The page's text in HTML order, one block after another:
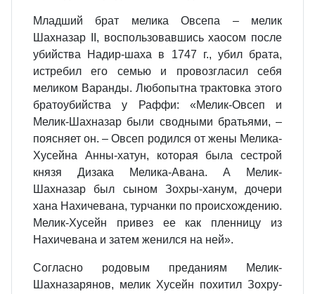
Младший брат мелика Овсепа – мелик
Шахназар II, воспользовавшись хаосом после
убийства Надир-шаха в 1747 г., убил брата,
истребил его семью и провозгласил себя
меликом Варанды. Любопытна трактовка этого
братоубийства у Раффи: «Мелик-Овсеп и
Мелик-Шахназар были сводными братьями, –
поясняет он. – Овсеп родился от жены Мелика-
Хусейна Анны-хатун, которая была сестрой
князя Дизака Мелика-Авана. А Мелик-
Шахназар был сыном Зохры-ханум, дочери
хана Нахичевана, турчанки по происхождению.
Мелик-Хусейн привез ее как пленницу из
Нахичевана и затем женился на ней».
Согласно родовым преданиям Мелик-
Шахназарянов, мелик Хусейн похитил Зохру-